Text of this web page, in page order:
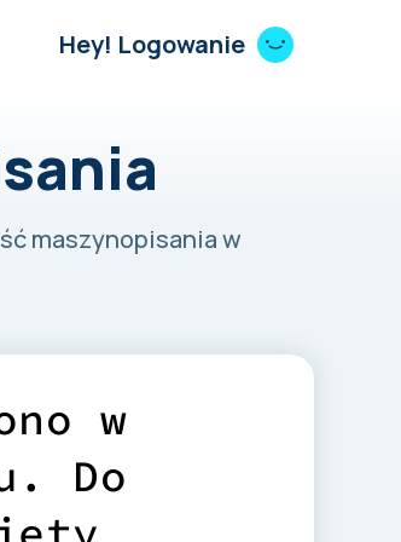
Hey! Logowanie
maszynopisania w
no w
. Do